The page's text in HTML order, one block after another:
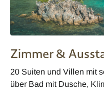
Zimmer &
20 Suiten und Villen mit
über Bad mit Dusche,